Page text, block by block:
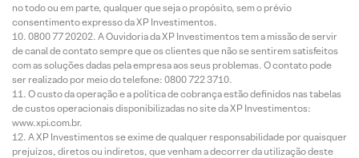
no todo ou em parte, qualquer que seja o propósito, sem o prévio
consentimento expresso da XP Investimentos.
0800 77 20202. A Ouvidoria da XP Investimentos tem a missão de servir
de canal de contato sempre que os clientes que não se sentirem satisfeitos
com as soluções dadas pela empresa aos seus problemas. O contato pode
ser realizado por meio do telefone: 0800 722 3710.
O custo da operação e a política de cobrança estão definidos nas tabelas
de custos operacionais disponibilizadas no site da XP Investimentos:
www.xpi.com.br.
A XP Investimentos se exime de qualquer responsabilidade por quaisquer
prejuízos, diretos ou indiretos, que venham a decorrer da utilização deste